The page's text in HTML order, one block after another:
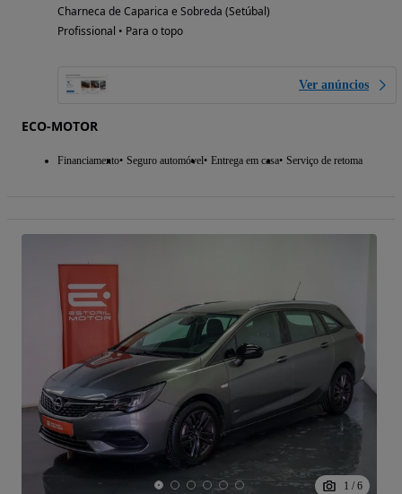
Charneca de Caparica e Sobreda (Setúbal)
Profissional • Para o topo
Ver anúncios
ECO-MOTOR
Financiamento Seguro automóvel Entrega em casa Serviço de retoma
1 / 6